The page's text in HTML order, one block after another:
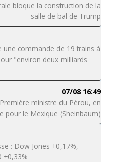
bloque la construction de la
salle de bal de Trump
une commande de 19 trains à
"environ deux milliards
07/08 16:49
ministre du Pérou, en
pour le Mexique (Sheinbaum)
: Dow Jones +0,17%,
+0,33%